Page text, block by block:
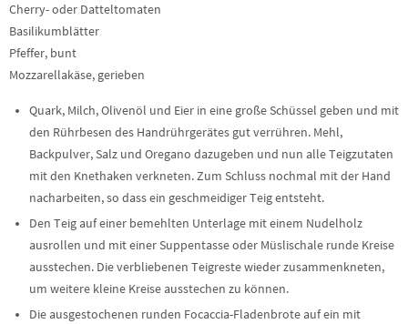
Cherry- oder Datteltomaten
Basilikumblätter
Pfeffer, bunt
Mozzarellakäse, gerieben
Quark, Milch, Olivenöl und Eier in eine große Schüssel geben und mit
den Rührbesen des Handrührgerätes gut verrühren. Mehl,
Backpulver, Salz und Oregano dazugeben und nun alle Teigzutaten
mit den Knethaken verkneten. Zum Schluss nochmal mit der Hand
nacharbeiten, so dass ein geschmeidiger Teig entsteht.
Den Teig auf einer bemehlten Unterlage mit einem Nudelholz
ausrollen und mit einer Suppentasse oder Müslischale runde Kreise
ausstechen. Die verbliebenen Teigreste wieder zusammenkneten,
um weitere kleine Kreise ausstechen zu können.
Die ausgestochenen runden Focaccia-Fladenbrote auf ein mit